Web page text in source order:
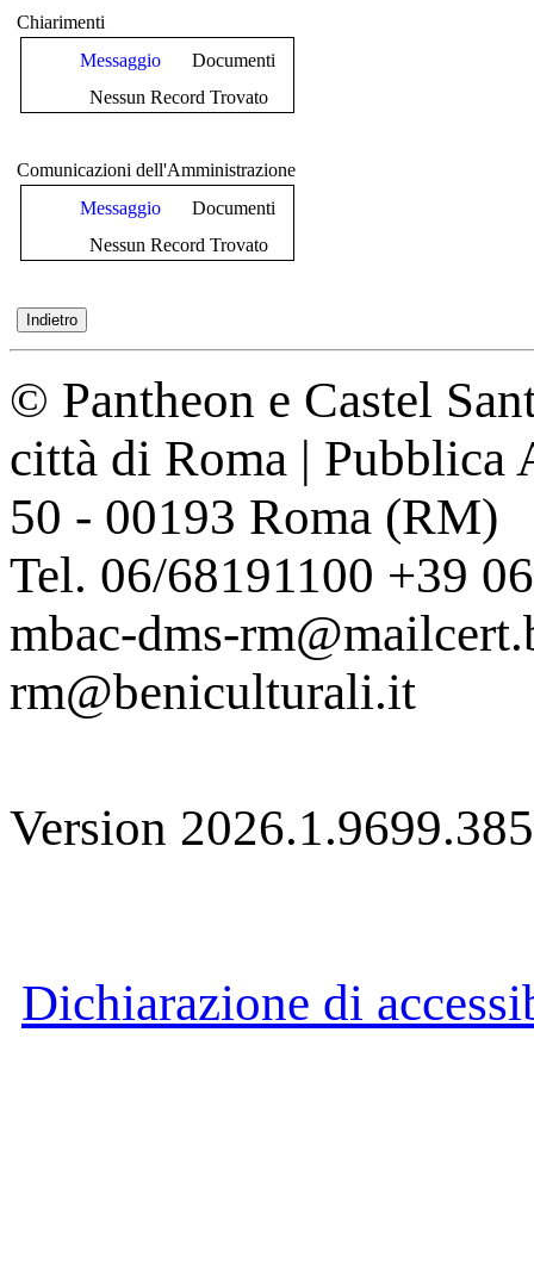
Chiarimenti
Messaggio
Documenti
Nessun Record Trovato
Comunicazioni dell'Amministrazione
Messaggio
Documenti
Nessun Record Trovato
© Pantheon e Castel
città di Roma | Pubblica
50 - 00193 Roma (RM)
Tel. 06/68191100 +39
mbac-dms-
rm@beniculturali.it
Version
Dichiarazione di